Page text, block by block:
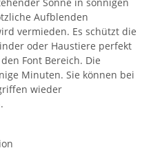
Aufblenden
vermieden. Es schützt die
oder Haustiere perfekt
Font Bereich. Die
Minuten. Sie können bei
wieder